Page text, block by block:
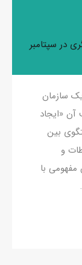
در سپتامبر
سازمان
«ایجاد
بین
و
این سازمان مفهومی با